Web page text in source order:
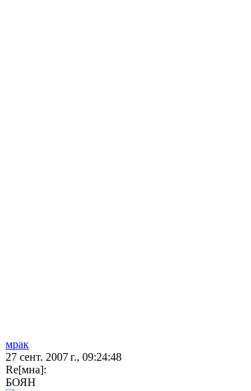
мрак
27 сент. 2007 г., 09:24:48
Re[мна]:
БОЯН